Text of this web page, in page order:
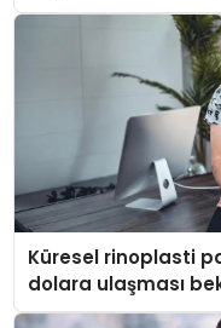
Küresel rinoplasti
dolara ulaşması